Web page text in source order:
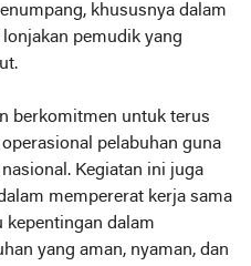
khususnya dalam
pemudik yang
berkomitmen untuk terus
pelabuhan guna
Kegiatan ini juga
mempererat kerja sama
kepentingan dalam
yang aman, nyaman, dan